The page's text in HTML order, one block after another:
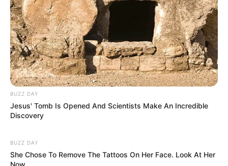
BUZZ DAY
Jesus' Tomb Is Opened And Scientists Make An Incredible
Discovery
BUZZ DAY
She Chose To Remove The Tattoos On Her Face. Look At Her
Now